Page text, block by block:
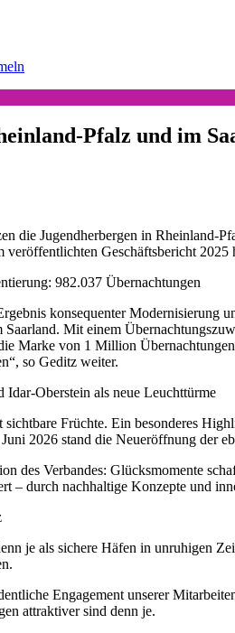
Pfalz und im
die Jugendherbergen in Rheinland-
veröffentlichten Geschäftsbericht 2025
982.037 Übernachtungen
konsequenter Modernisierung
Mit einem
Marke von 1 Million
so Geditz weiter.
Oberstein als neue Leuchttürme
Früchte. Ein besonderes
2026 stand die Neueröffnung der
des Verbandes: Glücksmomente
– durch nachhaltige Konzepte und
je als sichere Häfen in unruhigen
Engagement unserer
attraktiver sind denn je.